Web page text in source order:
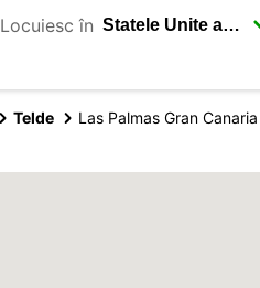
Locuiesc în
Telde Las Palmas Gran